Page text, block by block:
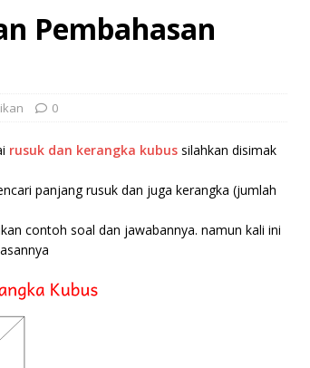
Pembahasan
0
rusuk dan kerangka kubus silahkan disimak
panjang rusuk dan juga kerangka (jumlah
contoh soal dan jawabannya. namun kali ini